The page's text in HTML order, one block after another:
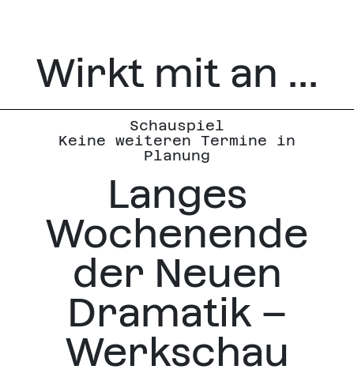
Wirkt mit an ...
Keine weiteren Termine in
Planung
Schauspiel
Langes
Wochenende
der Neuen
Dramatik –
Werkschau